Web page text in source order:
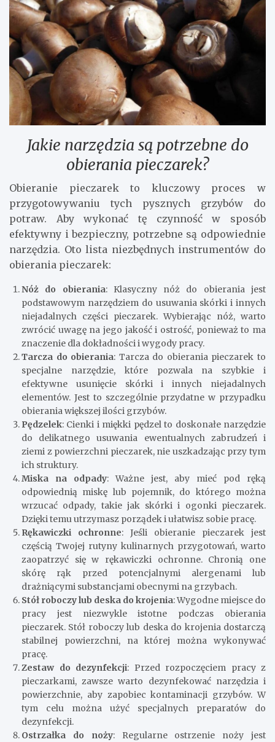
Jakie narzędzia są potrzebne do
obierania pieczarek?
Obieranie pieczarek to kluczowy proces w
przygotowywaniu tych pysznych grzybów do
potraw. Aby wykonać tę czynność w sposób
efektywny i bezpieczny, potrzebne są odpowiednie
narzędzia. Oto lista niezbędnych instrumentów do
obierania pieczarek:
Nóż do obierania: Klasyczny nóż do obierania jest
podstawowym narzędziem do usuwania skórki i innych
niejadalnych części pieczarek. Wybierając nóż, warto
zwrócić uwagę na jego jakość i ostrość, ponieważ to ma
znaczenie dla dokładności i wygody pracy.
Tarcza do obierania: Tarcza do obierania pieczarek to
specjalne narzędzie, które pozwala na szybkie i
efektywne usunięcie skórki i innych niejadalnych
elementów. Jest to szczególnie przydatne w przypadku
obierania większej ilości grzybów.
Pędzelek: Cienki i miękki pędzel to doskonałe narzędzie
do delikatnego usuwania ewentualnych zabrudzeń i
ziemi z powierzchni pieczarek, nie uszkadzając przy tym
ich struktury.
Miska na odpady: Ważne jest, aby mieć pod ręką
odpowiednią miskę lub pojemnik, do którego można
wrzucać odpady, takie jak skórki i ogonki pieczarek.
Dzięki temu utrzymasz porządek i ułatwisz sobie pracę.
Rękawiczki ochronne: Jeśli obieranie pieczarek jest
częścią Twojej rutyny kulinarnych przygotowań, warto
zaopatrzyć się w rękawiczki ochronne. Chronią one
skórę rąk przed potencjalnymi alergenami lub
drażniącymi substancjami obecnymi na grzybach.
Stół roboczy lub deska do krojenia: Wygodne miejsce do
pracy jest niezwykle istotne podczas obierania
pieczarek. Stół roboczy lub deska do krojenia dostarczą
stabilnej powierzchni, na której można wykonywać
pracę.
Zestaw do dezynfekcji: Przed rozpoczęciem pracy z
pieczarkami, zawsze warto dezynfekować narzędzia i
powierzchnie, aby zapobiec kontaminacji grzybów. W
tym celu można użyć specjalnych preparatów do
dezynfekcji.
Ostrzałka do noży: Regularne ostrzenie noży jest